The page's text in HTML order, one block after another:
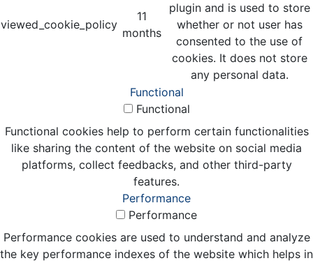
viewed_cookie_policy
11
months
plugin and is used to store
whether or not user has
consented to the use of
cookies. It does not store
any personal data.
Functional
Functional
Functional cookies help to perform certain functionalities
like sharing the content of the website on social media
platforms, collect feedbacks, and other third-party
features.
Performance
Performance
Performance cookies are used to understand and analyze
the key performance indexes of the website which helps in